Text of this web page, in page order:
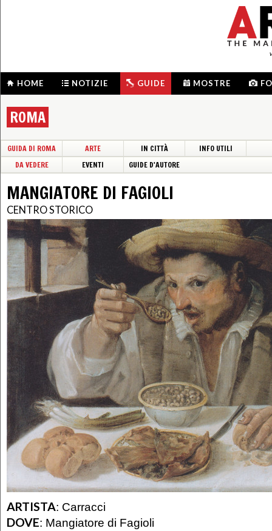
HOME NOTIZIE GUIDE MOSTRE
ROMA
GUIDA DI ROMA ARTE IN CITTÀ
INFO UTILI
DA VEDERE
EVENTI GUIDE D'AUTORE
MANGIATORE DI FAGIOLI
CENTRO STORICO
ARTISTA: Carracci
DOVE: Mangiatore di Fagioli